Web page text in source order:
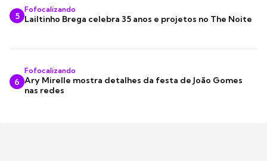
5
Fofocalizando
Lailtinho Brega celebra 35 anos e projetos no The Noite
6
Fofocalizando
Ary Mirelle mostra detalhes da festa de João Gomes
nas redes